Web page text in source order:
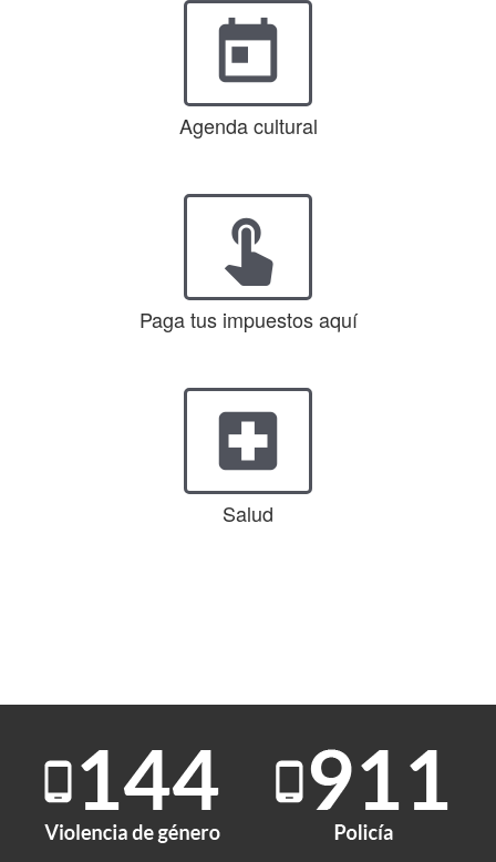
today
Agenda cultural
touch_app
Paga tus impuestos aquí
local_hospital
Salud